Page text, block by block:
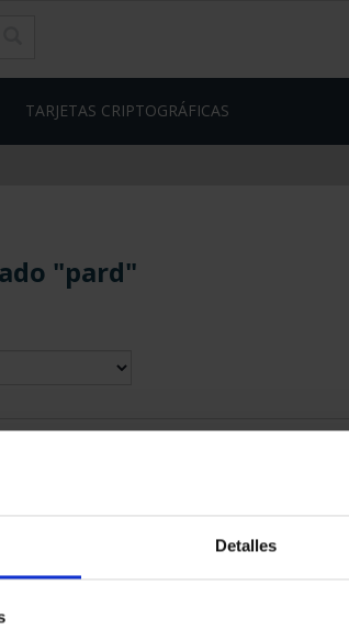
Detalles
TARJETAS CRIPTOGRÁFICAS
"pard"